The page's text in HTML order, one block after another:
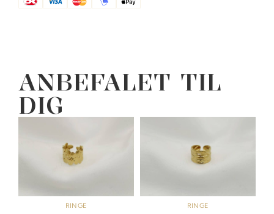
ANBEFALET TIL
DIG
RINGE
RINGE